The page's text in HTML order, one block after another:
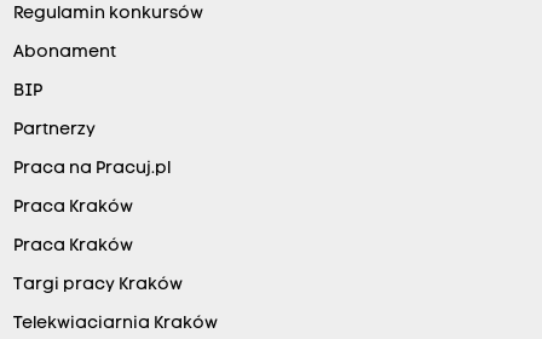
Regulamin konkursów
Abonament
BIP
Partnerzy
Praca na Pracuj.pl
Praca Kraków
Praca Kraków
Targi pracy Kraków
Telekwiaciarnia Kraków